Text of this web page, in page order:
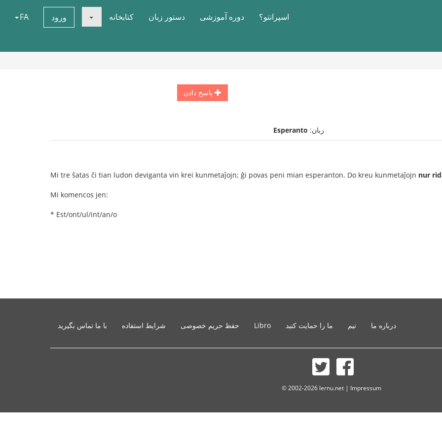
اسپرانتو؟ دوره آموزشی دستور زبان کتابخانه ورود FA
پاسخ دادن
زبان: Esperanto
Mi tre ŝatas ĉi tian ludon deviganta vin krei kunmetaĵojn; ĝi povas peni mian esperanton. Do kreu kunmetaĵojn nur
Mi komencos jen:
* Est/ont/ul/int/an/o
درباره ما تیم ما را حمایت کنید Libro حفظ حریم خصوصی شرایط استفاده با ما تماس بگیرید
© 2002-2026 lernu.net | Impressum